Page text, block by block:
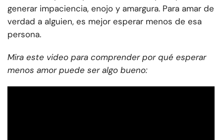
generar impaciencia, enojo y amargura. Para amar de
verdad a alguien, es mejor esperar menos de esa
persona.
Mira este video para comprender por qué esperar
menos amor puede ser algo bueno: